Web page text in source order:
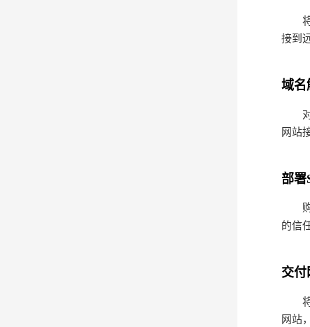
将
接到
域名
对
网站
部署
购
的信
交付
将
网站